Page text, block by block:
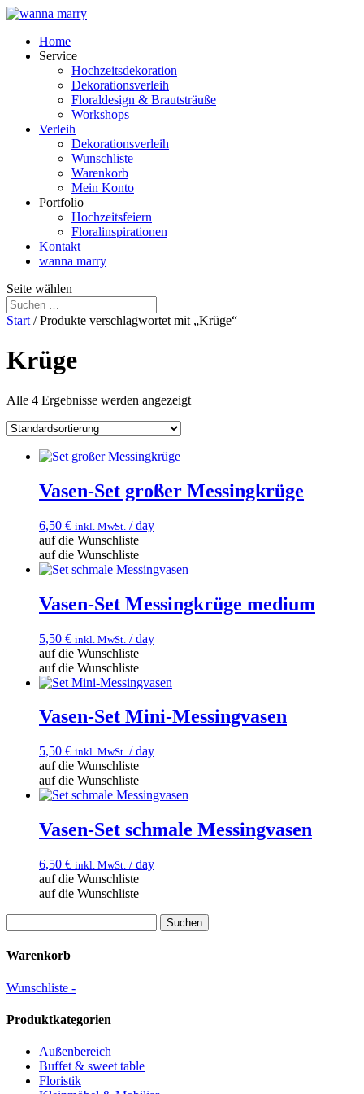
Home
Service
Hochzeitsdekoration
Dekorationsverleih
Floraldesign & Brautsträuße
Workshops
Verleih
Dekorationsverleih
Wunschliste
Warenkorb
Mein Konto
Portfolio
Hochzeitsfeiern
Floralinspirationen
Kontakt
wanna marry
Seite wählen
Start / Produkte verschlagwortet mit „Krüge“
Krüge
Alle 4 Ergebnisse werden angezeigt
Vasen-Set großer Messingkrüge
6,50 € inkl. MwSt. / day
auf die Wunschliste
auf die Wunschliste
Vasen-Set Messingkrüge medium
5,50 € inkl. MwSt. / day
auf die Wunschliste
auf die Wunschliste
Vasen-Set Mini-Messingvasen
5,50 € inkl. MwSt. / day
auf die Wunschliste
auf die Wunschliste
Vasen-Set schmale Messingvasen
6,50 € inkl. MwSt. / day
auf die Wunschliste
auf die Wunschliste
nach:
Warenkorb
Wunschliste -
Produktkategorien
Außenbereich
Buffet & sweet table
Floristik